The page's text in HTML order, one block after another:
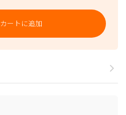
カートに追加